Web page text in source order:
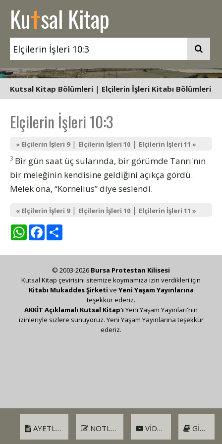
Kutsal Kitap
Kutsal Kitap Bölümleri | Elçilerin İşleri Kitabı Bölümleri
Elçilerin İşleri 10:3
« Elçilerin İşleri 9| Elçilerin İşleri 10 | Elçilerin İşleri 11 »
3 Bir gün saat üç sularında, bir görümde Tanrı'nın
bir meleğinin kendisine geldiğini açıkça gördü.
Melek ona, “Kornelius” diye seslendi.
« Elçilerin İşleri 9| Elçilerin İşleri 10 | Elçilerin İşleri 11 »
WhatsAppFacebook
AYETLER NOTLAR VIDEO GIRIŞ
© 2003-2026 Bursa Protestan Kilisesi
Kutsal Kitap çevirisini sitemize koymamıza izin verdikleri için
Kitabı Mukaddes Şirketi ve Yeni Yaşam Yayınlarına
teşekkür ederiz.
AKKİT Açıklamalı Kutsal Kitap'ı Yeni Yaşam Yayınları'nın
izinleriyle sizlere sunuyoruz. Yeni Yaşam Yayınlarına teşekkür
ederiz.